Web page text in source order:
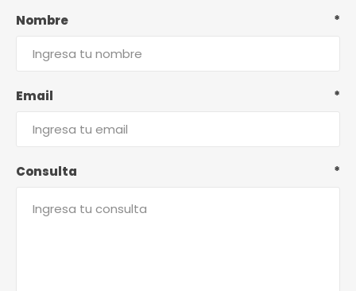
Nombre *
Email *
Consulta *